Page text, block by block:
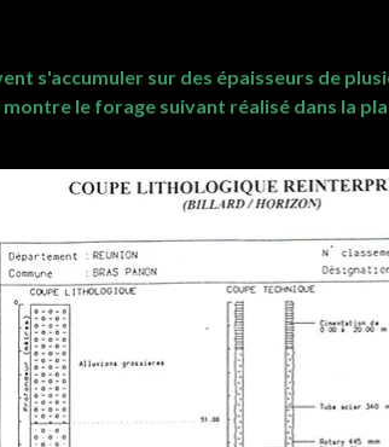
s'accumuler sur des épaisseurs de
le forage suivant réalisé dans la